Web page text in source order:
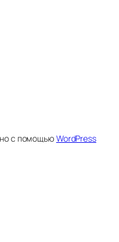
с помощьюWordPress